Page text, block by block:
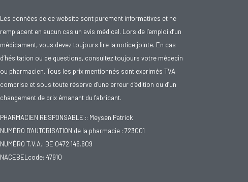
Les données de ce website sont purement informatives et ne
remplacent en aucun cas un avis médical. Lors de l’emploi d’un
médicament, vous devez toujours lire la notice jointe. En cas
d’hésitation ou de questions, consultez toujours votre médecin
ou pharmacien. Tous les prix mentionnés sont exprimés TVA
comprise et sous toute réserve d’une erreur d’édition ou d’un
changement de prix émanant du fabricant.
PHARMACIEN RESPONSABLE :: Meysen Patrick
NUMÉRO D'AUTORISATION de la pharmacie : 723001
NUMÉRO T.V.A.: BE 0472.146.609
NACEBELcode: 47910